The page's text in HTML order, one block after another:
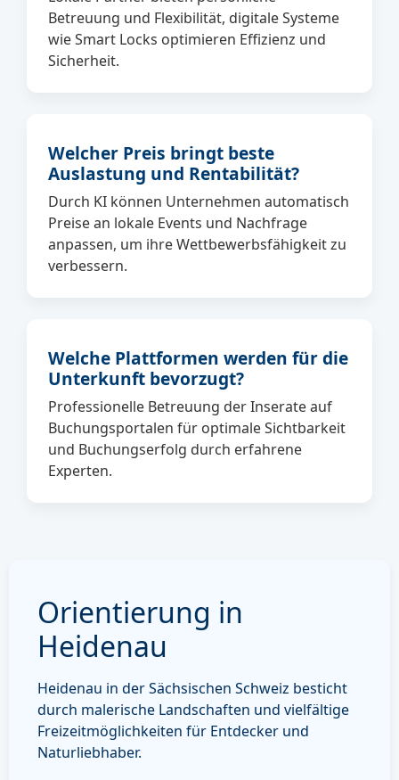
Betreuung und Flexibilität, digitale Systeme
wie Smart Locks optimieren Effizienz und
Sicherheit.
Welcher Preis bringt beste
Auslastung und Rentabilität?
Durch KI können Unternehmen automatisch
Preise an lokale Events und Nachfrage
anpassen, um ihre Wettbewerbsfähigkeit zu
verbessern.
Welche Plattformen werden für die
Unterkunft bevorzugt?
Professionelle Betreuung der Inserate auf
Buchungsportalen für optimale Sichtbarkeit
und Buchungserfolg durch erfahrene
Experten.
Orientierung in
Heidenau
Heidenau in der Sächsischen Schweiz besticht
durch malerische Landschaften und vielfältige
Freizeitmöglichkeiten für Entdecker und
Naturliebhaber.